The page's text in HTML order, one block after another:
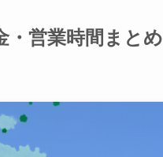
・営業時間まとめ